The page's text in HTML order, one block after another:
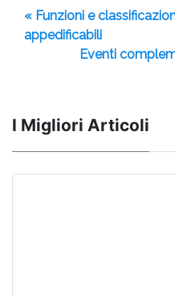
« Funzioni e
appedificabili
Eventi
I Migliori Articoli